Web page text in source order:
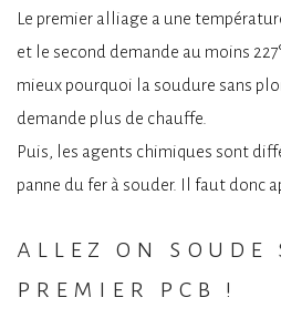
Le premier alliage a une
et le second demande au moins
mieux pourquoi la soudure sans
demande plus de chauffe.
Puis, les agents chimiques sont
panne du fer à souder. Il faut donc
allez on soude
premier pcb !